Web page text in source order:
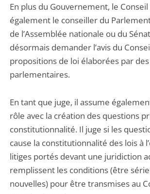
En plus du Gouvernement, le Conseil
également le conseiller du
de l’Assemblée nationale ou du
désormais demander l’avis du
propositions de loi élaborées par des
parlementaires.
En tant que juge, il assume
rôle avec la création des questions
constitutionnalité. Il juge si les
cause la constitutionnalité des lois à
litiges portés devant une juridiction
remplissent les conditions (être
nouvelles) pour être transmises au